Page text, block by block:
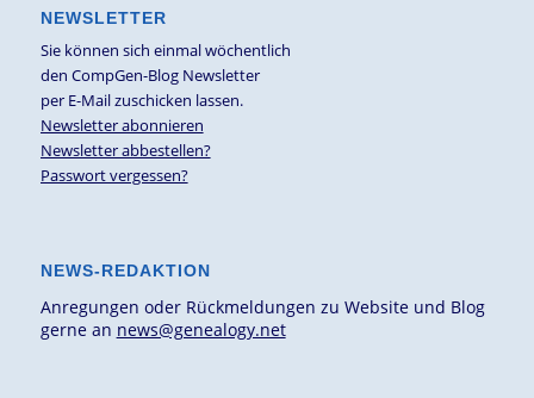
NEWSLETTER
Sie können sich einmal wöchentlich
den CompGen-Blog Newsletter
per E-Mail zuschicken lassen.
Newsletter abonnieren
Newsletter abbestellen?
Passwort vergessen?
NEWS-REDAKTION
Anregungen oder Rückmeldungen zu Website und Blog
gerne an news@genealogy.net